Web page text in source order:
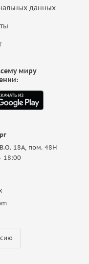
данных
18A, пом. 48Н
18:00
миру